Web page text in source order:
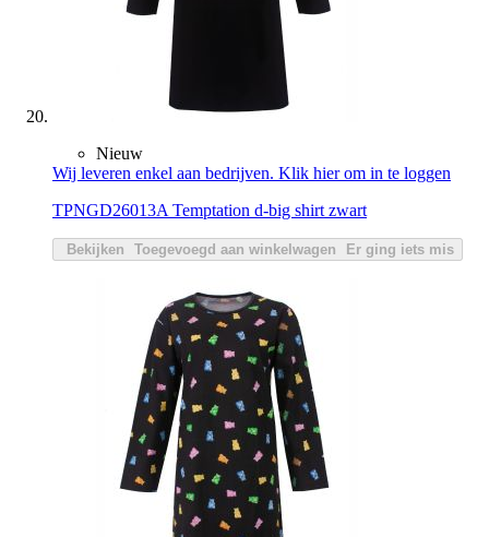
Nieuw
Wij leveren enkel aan bedrijven. Klik hier om in te loggen
TPNGD26013A Temptation d-big shirt zwart
Bekijken Toegevoegd aan winkelwagen Er ging iets mis